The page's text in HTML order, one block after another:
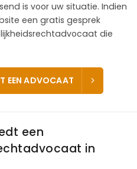
is voor uw situatie. Indien
een gratis gesprek
die
EEN ADVOCAAT
een
in